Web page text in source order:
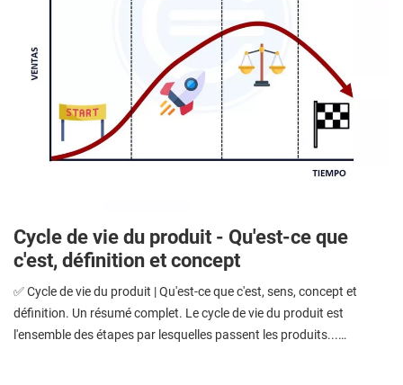
Cycle de vie du produit - Qu'est-ce que
c'est, définition et concept
✅ Cycle de vie du produit | Qu'est-ce que c'est, sens, concept et
définition. Un résumé complet. Le cycle de vie du produit est
l'ensemble des étapes par lesquelles passent les produits...…